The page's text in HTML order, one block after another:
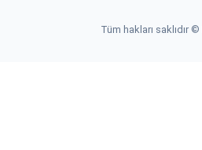
Tüm hakları saklıdır